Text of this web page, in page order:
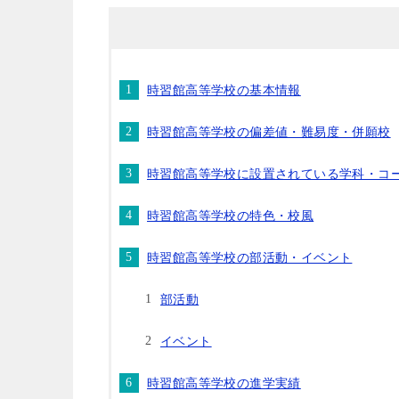
時習館高等学校の基本情報
時習館高等学校の偏差値・難易度・併願校
時習館高等学校に設置されている学科・コ
時習館高等学校の特色・校風
時習館高等学校の部活動・イベント
部活動
イベント
時習館高等学校の進学実績